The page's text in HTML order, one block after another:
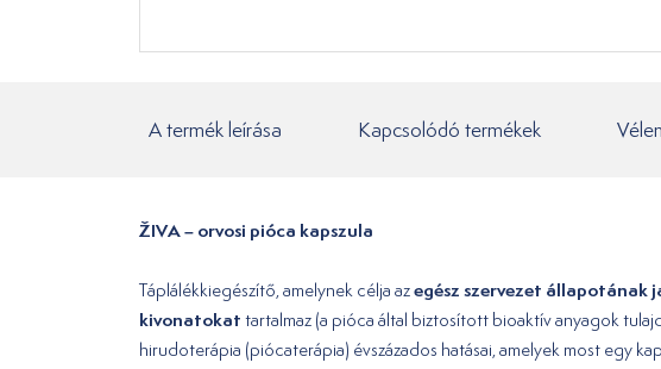
A termék leírása Kapcsolódó termékek
ŽIVA – orvosi pióca kapszula
Táplálékkiegészítő, amelynek célja azegész szervezet állapotának
kivonatokat tartalmaz (a pióca által biztosított bioaktív anyagok
hirudoterápia (piócaterápia) évszázados hatásai, amelyek most egy